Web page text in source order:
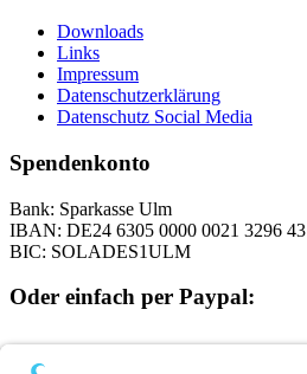
Downloads
Links
Impressum
Datenschutzerklärung
Datenschutz Social Media
Spendenkonto
Bank: Sparkasse Ulm
IBAN: DE24 6305 0000 0021 3296 43
BIC: SOLADES1ULM
Oder einfach per Paypal: